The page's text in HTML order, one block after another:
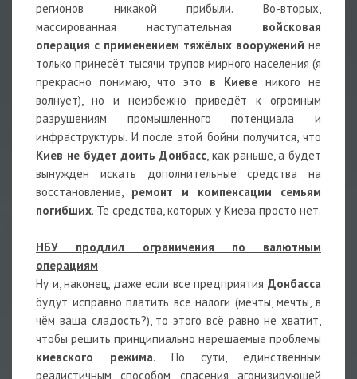
регионов никакой прибыли. Во-вторых,
массированная наступательная войсковая
операция с применением тяжёлых вооружений не
только принесёт тысячи трупов мирного населения (я
прекрасно понимаю, что это в Киеве никого не
волнует), но и неизбежно приведёт к огромным
разрушениям промышленного потенциала и
инфраструктуры. И после этой бойни получится, что
Киев не будет доить Донбасс, как раньше, а будет
вынужден искать дополнительные средства на
восстановление, ремонт и компенсации семьям
погибших. Те средства, которых у Киева просто нет.
НБУ продлил ограничения по валютным
операциям
Ну и, наконец, даже если все предприятия Донбасса
будут исправно платить все налоги (мечты, мечты, в
чём ваша сладость?), то этого всё равно не хватит,
чтобы решить принципиально нерешаемые проблемы
киевского режима. По сути, единственным
реалистичным способом спасения агонизирующей